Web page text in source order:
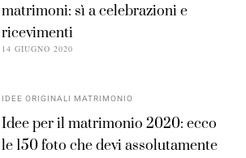
matrimoni: sì a celebrazioni e
ricevimenti
14 GIUGNO 2020
IDEE ORIGINALI MATRIMONIO
Idee per il matrimonio 2020: ecco
le 150 foto che devi assolutamente